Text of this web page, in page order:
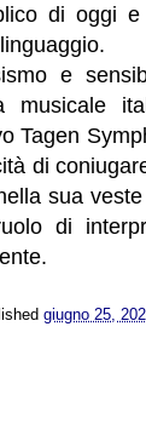
di oggi
e
musicale
Tagen
di
sua
di
giugno 25,